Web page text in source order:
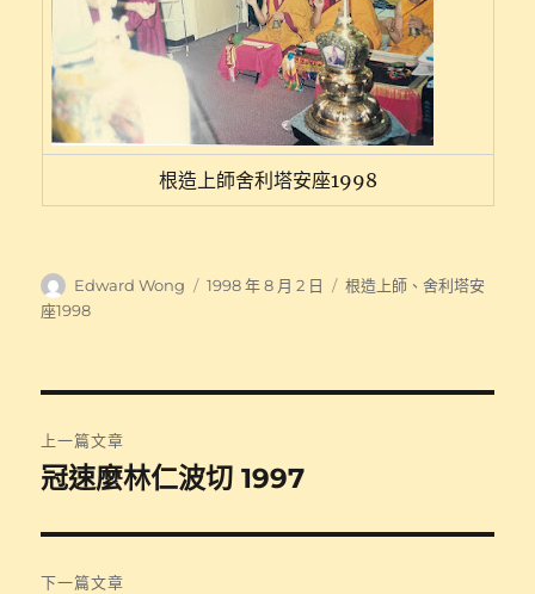
根造上師舍利塔安座1998
作
者
Edward Wong
發
1998 年 8 月 2 日
分
根造上師 、舍利塔安
座1998
章
覽
上一篇文章
上
篇
文
冠速麼林仁波切 1997
下一篇文章